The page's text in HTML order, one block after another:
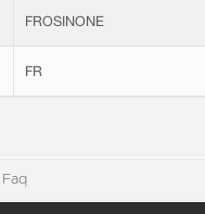
FROSINONE
FR
Faq